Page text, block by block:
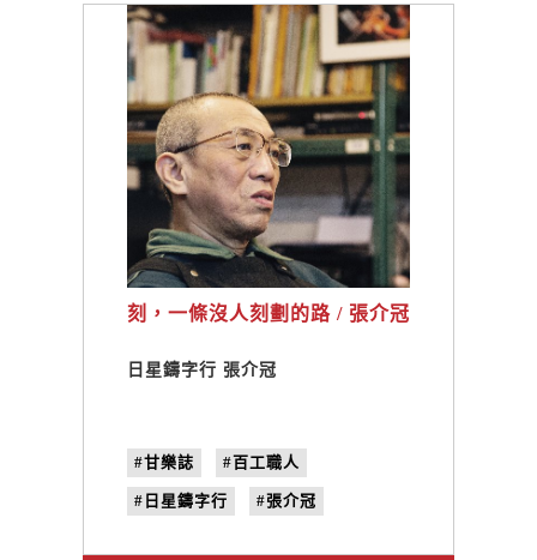
刻，一條沒人刻劃的路 / 張介冠
日星鑄字行 張介冠
#甘樂誌 #百工職人
#日星鑄字行 #張介冠